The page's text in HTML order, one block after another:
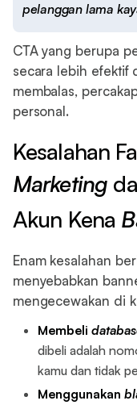
pelanggan lama
CTA yang berupa
secara lebih efektif
membalas,
personal.
Kesalahan
Marketing
Akun Kena
Enam kesalahan
menyebabkan
mengecewakan di
Membeli
dibeli adalah
kamu dan tidak
Menggunakan